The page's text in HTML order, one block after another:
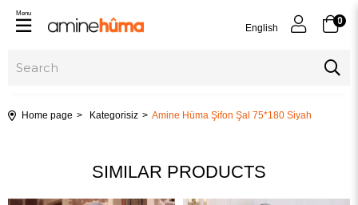
English
0
Menu
Home page Kategorisiz Amine Hüma Şifon Şal 75*180 Siyah
SIMILAR PRODUCTS